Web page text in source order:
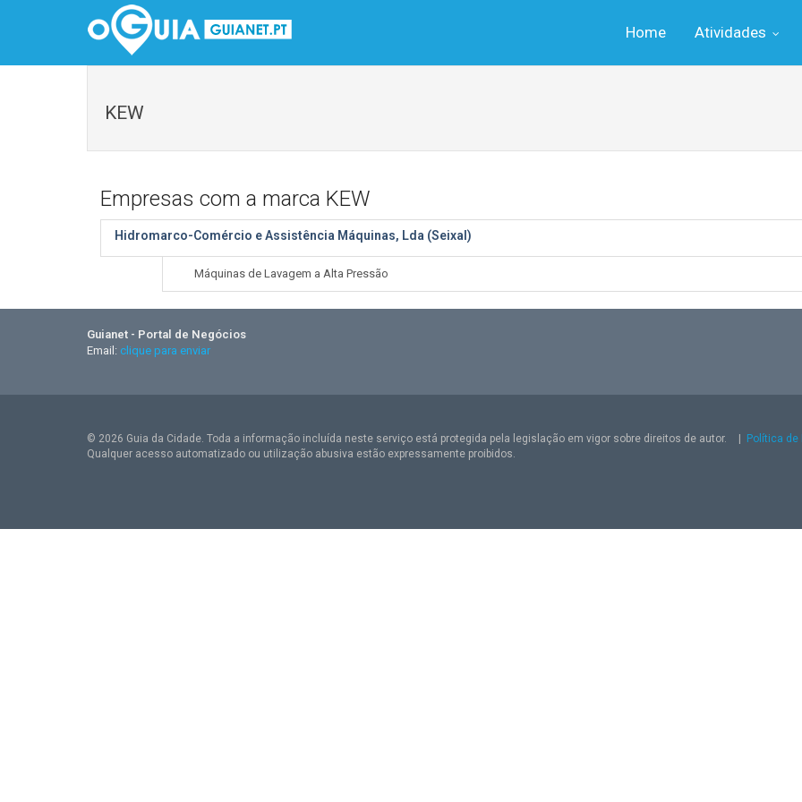
Home Atividades
KEW
Empresas com a marca KEW
Hidromarco-Comércio e Assistência Máquinas, Lda (Seixal)
Máquinas de Lavagem a Alta Pressão
Guianet - Portal de Negócios
Email: clique para enviar
© 2026 Guia da Cidade. Toda a informação incluída neste serviço está protegida pela legislação em vigor sobre direitos de autor.
Política de
Qualquer acesso automatizado ou utilização abusiva estão expressamente proibidos.